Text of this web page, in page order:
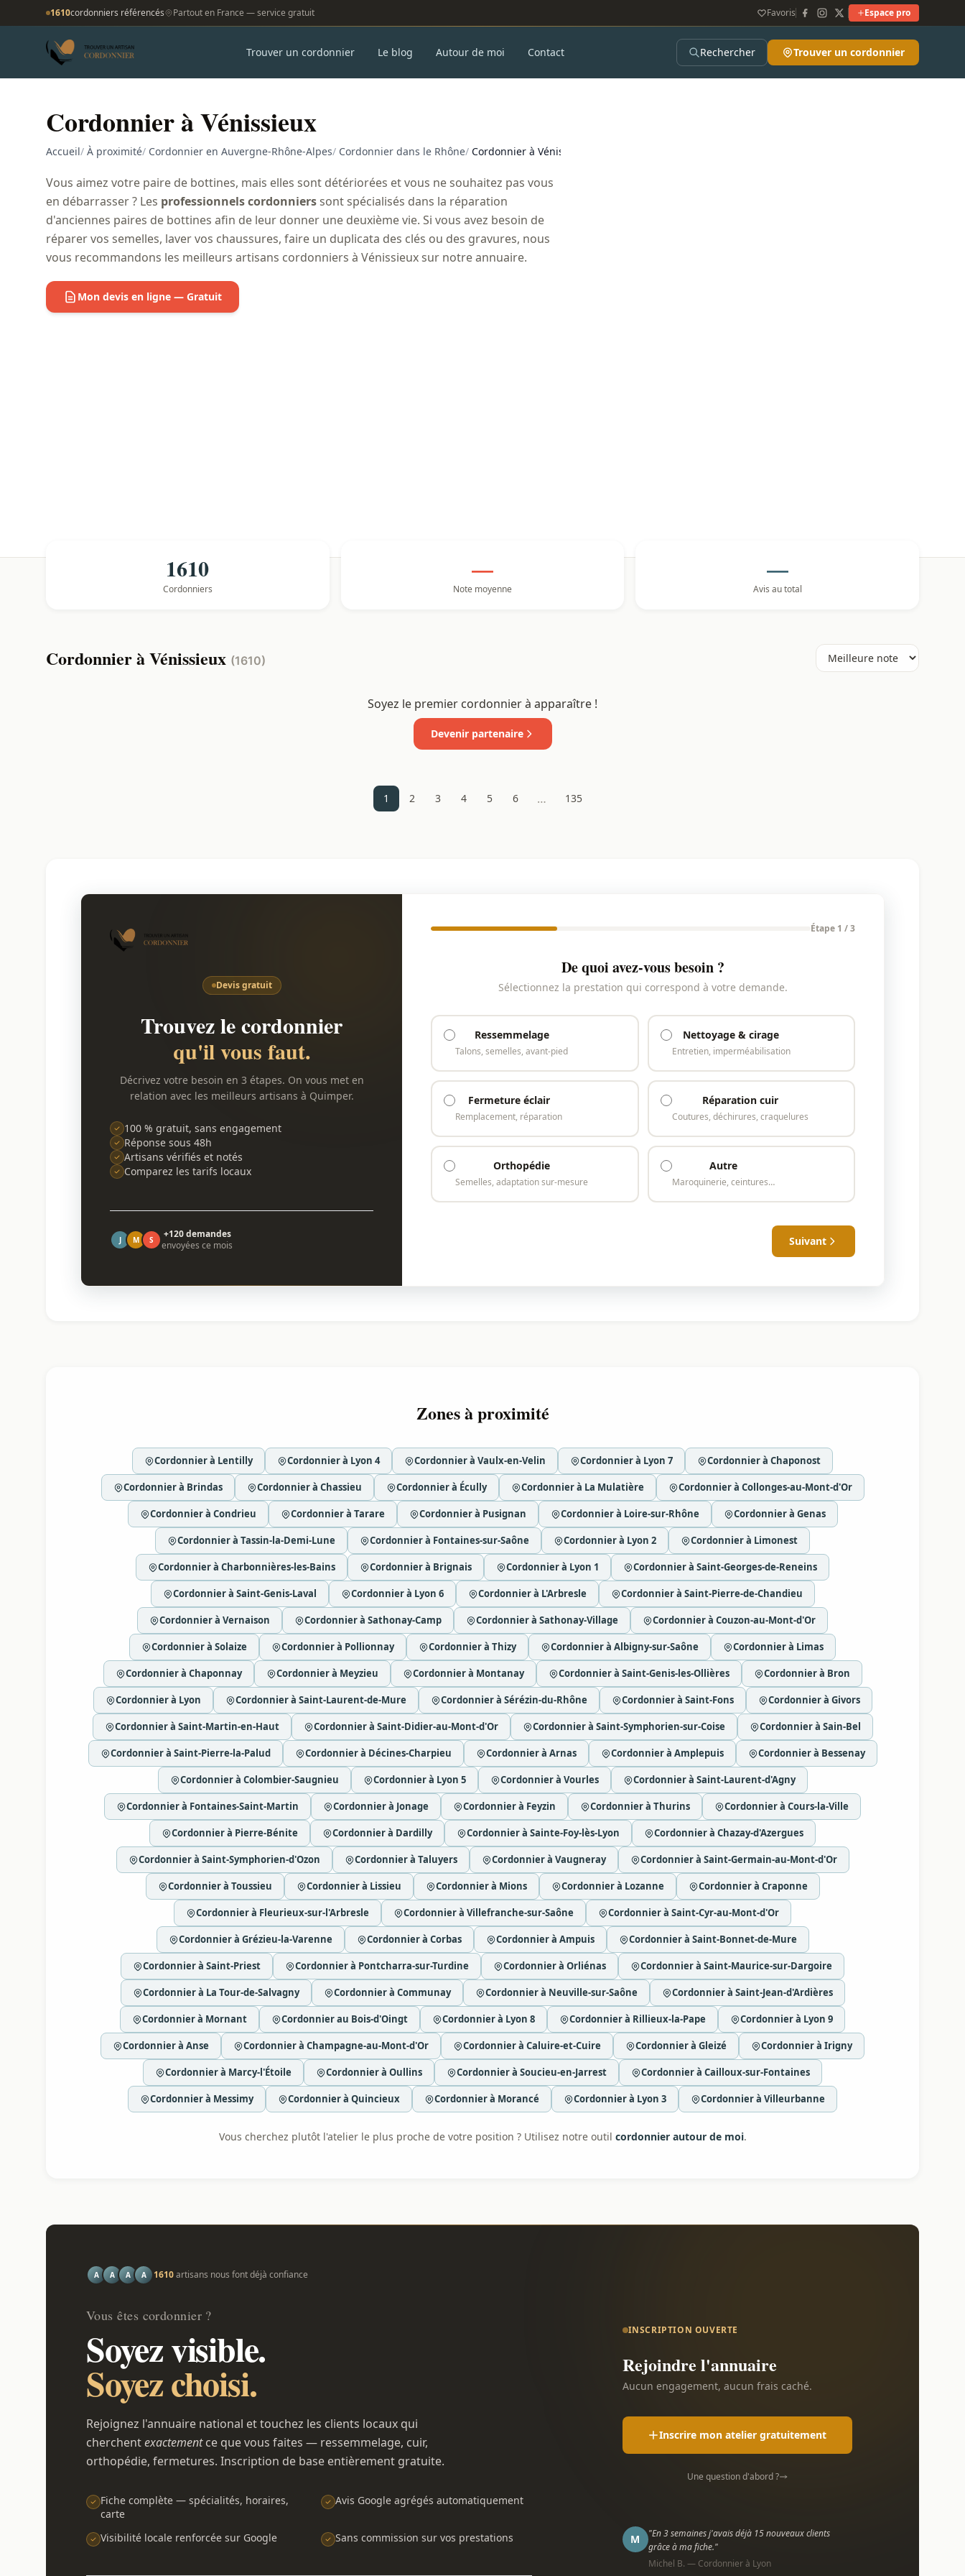
1610cordonniers référencés Partout en France — service gratuit Favoris Espace pro
Trouver un cordonnier Le blog Autour de moi Contact Rechercher Trouver un cordonnier
Cordonnier à Vénissieux
Accueil/ À proximité/ Cordonnier en Auvergne-Rhône-Alpes/ Cordonnier dans le Rhône/ Cordonnier à Vénissieux
Vous aimez votre paire de bottines, mais elles sont détériorées et vous ne souhaitez pas vous
en débarrasser ? Les professionnels cordonnierssont spécialisés dans la réparation
d'anciennes paires de bottines afin de leur donner une deuxième vie. Si vous avez besoin de
réparer vos semelles, laver vos chaussures, faire un duplicata des clés ou des gravures, nous
vous recommandons les meilleurs artisans cordonniers à Vénissieux sur notre annuaire.
Mon devis en ligne — Gratuit
1610
Cordonniers
—
Note moyenne
—
Avis au total
Cordonnier à Vénissieux (1610)
Soyez le premier cordonnier à apparaître !
Devenir partenaire
1 2 3 4 5 6 … 135
Devis gratuit
Trouvez le cordonnier
qu'il vous faut.
Décrivez votre besoin en 3 étapes. On vous met en
relation avec les meilleurs artisans à Quimper.
100 % gratuit, sans engagement
Réponse sous 48h
Artisans vérifiés et notés
Comparez les tarifs locaux
J M S
+120 demandes
envoyées ce mois
Étape 1 / 3
De quoi avez-vous besoin ?
Sélectionnez la prestation qui correspond à votre demande.
Ressemmelage
Talons, semelles, avant-pied
Nettoyage & cirage
Entretien, imperméabilisation
Fermeture éclair
Remplacement, réparation
Réparation cuir
Coutures, déchirures, craquelures
Orthopédie
Semelles, adaptation sur-mesure
Autre
Maroquinerie, ceintures…
Suivant
Zones à proximité
Cordonnier à Lentilly Cordonnier à Lyon 4 Cordonnier à Vaulx-en-Velin Cordonnier à Lyon 7 Cordonnier à Chaponost
Cordonnier à Brindas Cordonnier à Chassieu Cordonnier à Écully Cordonnier à La Mulatière Cordonnier à Collonges-au-Mont-d'Or
Cordonnier à Condrieu Cordonnier à Tarare Cordonnier à Pusignan Cordonnier à Loire-sur-Rhône Cordonnier à Genas
Cordonnier à Tassin-la-Demi-Lune Cordonnier à Fontaines-sur-Saône Cordonnier à Lyon 2 Cordonnier à Limonest
Cordonnier à Charbonnières-les-Bains Cordonnier à Brignais Cordonnier à Lyon 1 Cordonnier à Saint-Georges-de-Reneins
Cordonnier à Saint-Genis-Laval Cordonnier à Lyon 6 Cordonnier à L'Arbresle Cordonnier à Saint-Pierre-de-Chandieu
Cordonnier à Vernaison Cordonnier à Sathonay-Camp Cordonnier à Sathonay-Village Cordonnier à Couzon-au-Mont-d'Or
Cordonnier à Solaize Cordonnier à Pollionnay Cordonnier à Thizy Cordonnier à Albigny-sur-Saône Cordonnier à Limas
Cordonnier à Chaponnay Cordonnier à Meyzieu Cordonnier à Montanay Cordonnier à Saint-Genis-les-Ollières Cordonnier à Bron
Cordonnier à Lyon Cordonnier à Saint-Laurent-de-Mure Cordonnier à Sérézin-du-Rhône Cordonnier à Saint-Fons Cordonnier à Givors
Cordonnier à Saint-Martin-en-Haut Cordonnier à Saint-Didier-au-Mont-d'Or Cordonnier à Saint-Symphorien-sur-Coise Cordonnier à Sain-Bel
Cordonnier à Saint-Pierre-la-Palud Cordonnier à Décines-Charpieu Cordonnier à Arnas Cordonnier à Amplepuis Cordonnier à Bessenay
Cordonnier à Colombier-Saugnieu Cordonnier à Lyon 5 Cordonnier à Vourles Cordonnier à Saint-Laurent-d'Agny
Cordonnier à Fontaines-Saint-Martin Cordonnier à Jonage Cordonnier à Feyzin Cordonnier à Thurins Cordonnier à Cours-la-Ville
Cordonnier à Pierre-Bénite Cordonnier à Dardilly Cordonnier à Sainte-Foy-lès-Lyon Cordonnier à Chazay-d'Azergues
Cordonnier à Saint-Symphorien-d'Ozon Cordonnier à Taluyers Cordonnier à Vaugneray Cordonnier à Saint-Germain-au-Mont-d'Or
Cordonnier à Toussieu Cordonnier à Lissieu Cordonnier à Mions Cordonnier à Lozanne Cordonnier à Craponne
Cordonnier à Fleurieux-sur-l'Arbresle Cordonnier à Villefranche-sur-Saône Cordonnier à Saint-Cyr-au-Mont-d'Or
Cordonnier à Grézieu-la-Varenne Cordonnier à Corbas Cordonnier à Ampuis Cordonnier à Saint-Bonnet-de-Mure
Cordonnier à Saint-Priest Cordonnier à Pontcharra-sur-Turdine Cordonnier à Orliénas Cordonnier à Saint-Maurice-sur-Dargoire
Cordonnier à La Tour-de-Salvagny Cordonnier à Communay Cordonnier à Neuville-sur-Saône Cordonnier à Saint-Jean-d'Ardières
Cordonnier à Mornant Cordonnier au Bois-d'Oingt Cordonnier à Lyon 8 Cordonnier à Rillieux-la-Pape Cordonnier à Lyon 9
Cordonnier à Anse Cordonnier à Champagne-au-Mont-d'Or Cordonnier à Caluire-et-Cuire Cordonnier à Gleizé Cordonnier à Irigny
Cordonnier à Marcy-l'Étoile Cordonnier à Oullins Cordonnier à Soucieu-en-Jarrest Cordonnier à Cailloux-sur-Fontaines
Cordonnier à Messimy Cordonnier à Quincieux Cordonnier à Morancé Cordonnier à Lyon 3 Cordonnier à Villeurbanne
Vous cherchez plutôt l'atelier le plus proche de votre position ? Utilisez notre outil cordonnier autour de moi.
A A A A 1610artisans nous font déjà confiance
Vous êtes cordonnier ?
Soyez visible.
Soyez choisi.
Rejoignez l'annuaire national et touchez les clients locaux qui
cherchentexactementce que vous faites — ressemmelage, cuir,
orthopédie, fermetures. Inscription de base entièrement gratuite.
Fiche complète — spécialités, horaires,
carte
Avis Google agrégés automatiquement
Visibilité locale renforcée sur Google Sans commission sur vos prestations
INSCRIPTION OUVERTE
Rejoindre l'annuaire
Aucun engagement, aucun frais caché.
Inscrire mon atelier gratuitement
Une question d'abord ?
M
"En 3 semaines j'avais déjà 15 nouveaux clients
grâce à ma fiche."
Michel B. — Cordonnier à Lyon